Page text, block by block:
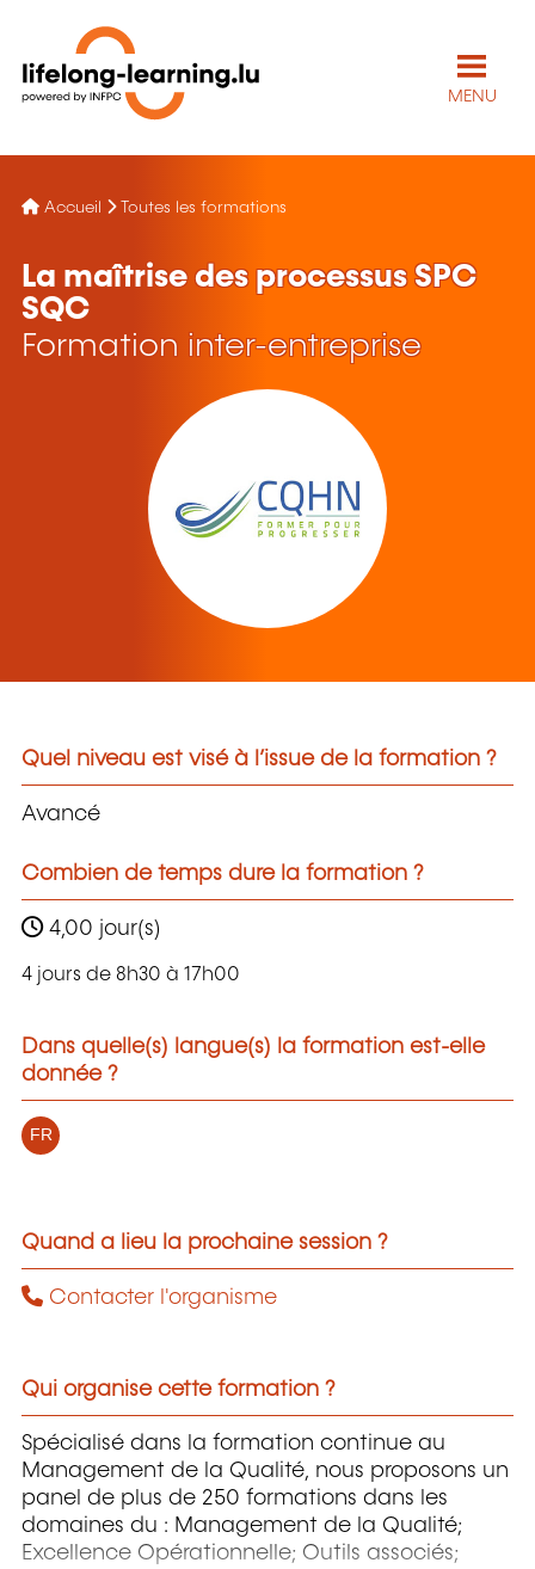
MENU
Accueil Toutes les formations
La maîtrise des processus SPC
SQC
Formation inter-entreprise
Quel niveau est visé à l’issue de la formation ?
Avancé
Combien de temps dure la formation ?
4,00 jour(s)
4 jours de 8h30 à 17h00
Dans quelle(s) langue(s) la formation est-elle
donnée ?
FR
Quand a lieu la prochaine session ?
Contacter l'organisme
Qui organise cette formation ?
Spécialisé dans la formation continue au
Management de la Qualité, nous proposons un
panel de plus de 250 formations dans les
domaines du : Management de la Qualité;
Excellence Opérationnelle; Outils associés;